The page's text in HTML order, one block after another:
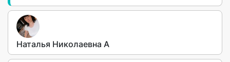
Наталья Николаевна А